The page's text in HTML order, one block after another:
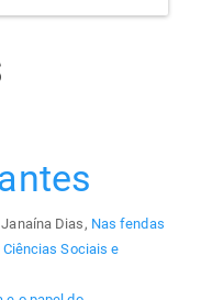
Dias, Nas fendas
Ciências Sociais e